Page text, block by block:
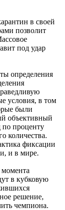
в своей
позволит
под удар
определения
условия, в том
были
объективный
по проценту
количества.
фиксации
и в мире.
в кубковую
решение,
чемпиона.